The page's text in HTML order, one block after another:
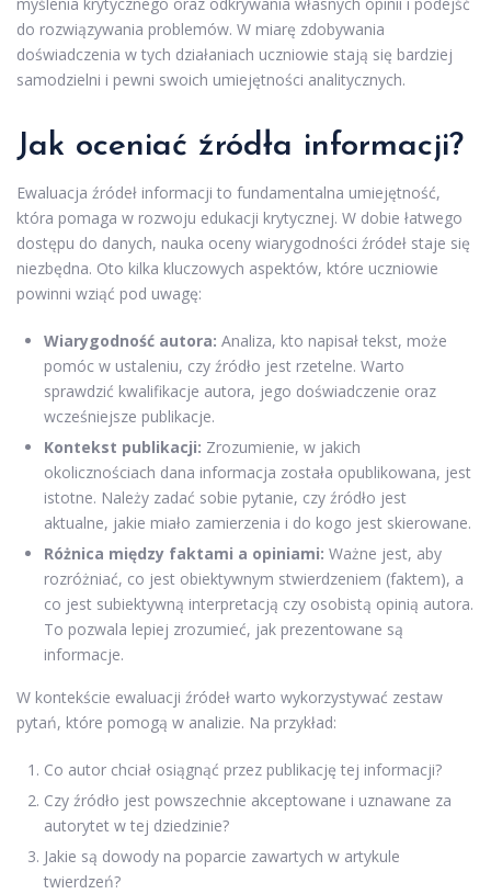
do rozwiązywania problemów. W miarę zdobywania
doświadczenia w tych działaniach uczniowie stają się bardziej
samodzielni i pewni swoich umiejętności analitycznych.
Jak oceniać źródła informacji?
Ewaluacja źródeł informacji to fundamentalna umiejętność,
która pomaga w rozwoju edukacji krytycznej. W dobie łatwego
dostępu do danych, nauka oceny wiarygodności źródeł staje się
niezbędna. Oto kilka kluczowych aspektów, które uczniowie
powinni wziąć pod uwagę:
Wiarygodność autora: Analiza, kto napisał tekst, może
pomóc w ustaleniu, czy źródło jest rzetelne. Warto
sprawdzić kwalifikacje autora, jego doświadczenie oraz
wcześniejsze publikacje.
Kontekst publikacji: Zrozumienie, w jakich
okolicznościach dana informacja została opublikowana, jest
istotne. Należy zadać sobie pytanie, czy źródło jest
aktualne, jakie miało zamierzenia i do kogo jest skierowane.
Różnica między faktami a opiniami: Ważne jest, aby
rozróżniać, co jest obiektywnym stwierdzeniem (faktem), a
co jest subiektywną interpretacją czy osobistą opinią autora.
To pozwala lepiej zrozumieć, jak prezentowane są
informacje.
W kontekście ewaluacji źródeł warto wykorzystywać zestaw
pytań, które pomogą w analizie. Na przykład:
Co autor chciał osiągnąć przez publikację tej informacji?
Czy źródło jest powszechnie akceptowane i uznawane za
autorytet w tej dziedzinie?
Jakie są dowody na poparcie zawartych w artykule
twierdzeń?